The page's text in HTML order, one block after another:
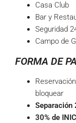
Casa Club
Bar y
Seguridad
Campo de
FORMA DE
Reservación
bloquear
Separación
30% de